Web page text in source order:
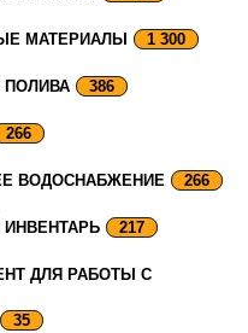
МАТЕРИАЛЫ 1 300
386
266
ВОДОСНАБЖЕНИЕ 266
217
ДЛЯ РАБОТЫ С
35